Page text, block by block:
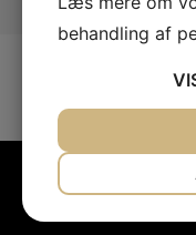
behandling af